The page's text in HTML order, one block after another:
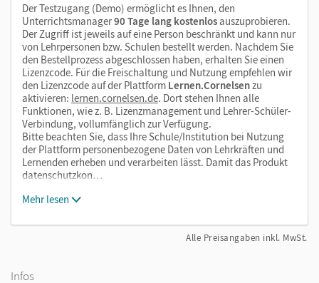
Der Testzugang (Demo) ermöglicht es Ihnen, den
Unterrichtsmanager90 Tage lang kostenlosauszuprobieren.
Der Zugriff ist jeweils auf eine Person beschränkt und kann nur
von Lehrpersonen bzw. Schulen bestellt werden. Nachdem Sie
den Bestellprozess abgeschlossen haben, erhalten Sie einen
Lizenzcode. Für die Freischaltung und Nutzung empfehlen wir
den Lizenzcode auf der Plattform Lernen.Cornelsenzu
aktivieren: lernen.cornelsen.de. Dort stehen Ihnen alle
Funktionen, wie z. B. Lizenzmanagement und Lehrer-Schüler-
Verbindung, vollumfänglich zur Verfügung.
Bitte beachten Sie, dass Ihre Schule/Institution bei Nutzung
der Plattform personenbezogene Daten von Lehrkräften und
Lernenden erheben und verarbeiten lässt. Damit das Produkt
datenschutzkon…
Mehr lesen
Alle Preisangaben inkl. MwSt.
Infos